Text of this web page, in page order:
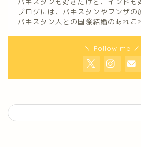
ブログには、パキスタンやフンザの
パキスタン人との国際結婚のあれこ
＼ Follow me ／